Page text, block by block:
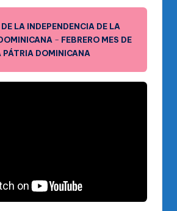
LA INDEPENDENCIA DE LA
– FEBRERO MES DE
PÁTRIA DOMINICANA